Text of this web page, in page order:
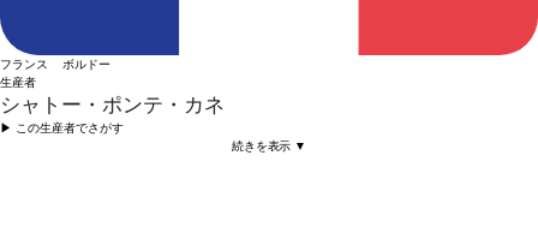
フランス ボルドー
生産者
シャトー・ポンテ・カネ
▶︎ この生産者でさがす
続きを表示 ▼